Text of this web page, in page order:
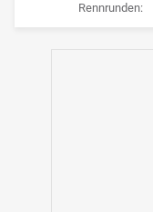
Rennrunden: